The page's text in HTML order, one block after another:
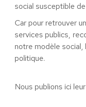
social susceptible
Car pour retrouver
services publics,
notre modèle social,
politique.
Nous publions ici